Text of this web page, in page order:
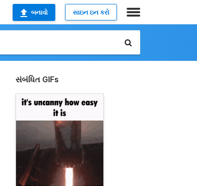
બનાવો સાઇન ઇન કરો
સંબંધિત GIFs